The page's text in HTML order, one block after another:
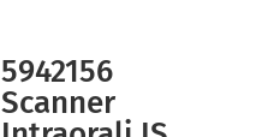
5942156
Scanner